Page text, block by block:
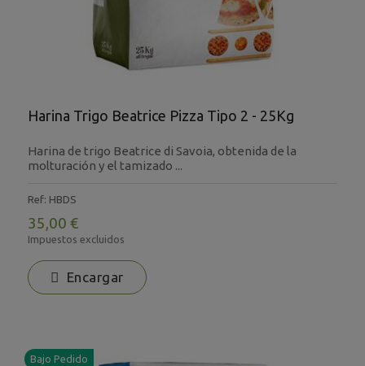
Harina Trigo Beatrice Pizza Tipo 2 - 25Kg
Harina de trigo Beatrice di Savoia, obtenida de la
molturación y el tamizado ...
Ref: HBDS
35,00 €
Impuestos excluidos
Encargar
Bajo Pedido